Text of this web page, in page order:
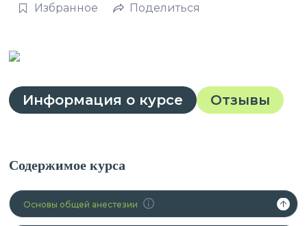
Избранное
Поделиться
Информация о курсе Отзывы
Содержимое курса
Основы общей анестезии